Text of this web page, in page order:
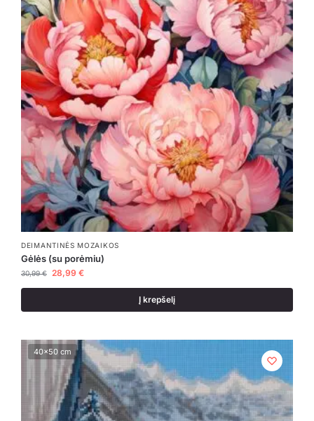
DEIMANTINĖS MOZAIKOS
Gėlės (su porėmiu)
30,99€ 28,99 €
Į krepšelį
40x50 cm